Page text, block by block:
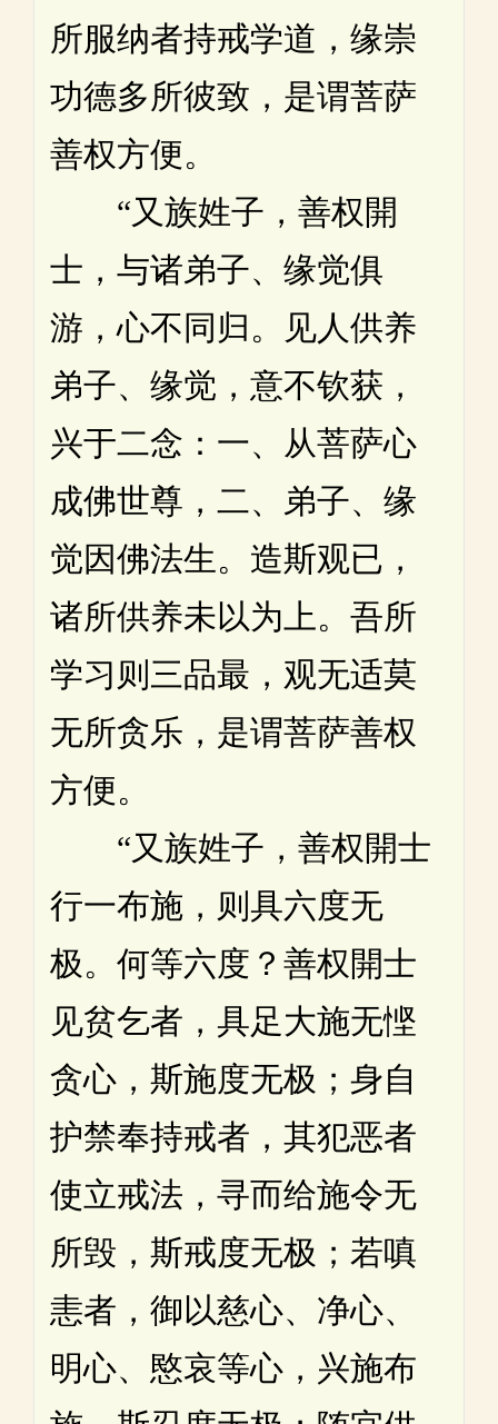
所服纳者持戒学道，缘崇
功德多所彼致，是谓菩萨
善权方便。
“又族姓子，善权開
士，与诸弟子、缘觉俱
游，心不同归。见人供养
弟子、缘觉，意不钦获，
兴于二念：一、从菩萨心
成佛世尊，二、弟子、缘
觉因佛法生。造斯观已，
诸所供养未以为上。吾所
学习则三品最，观无适莫
无所贪乐，是谓菩萨善权
方便。
“又族姓子，善权開士
行一布施，则具六度无
极。何等六度？善权開士
见贫乞者，具足大施无悭
贪心，斯施度无极；身自
护禁奉持戒者，其犯恶者
使立戒法，寻而给施令无
所毁，斯戒度无极；若嗔
恚者，御以慈心、净心、
明心、愍哀等心，兴施布